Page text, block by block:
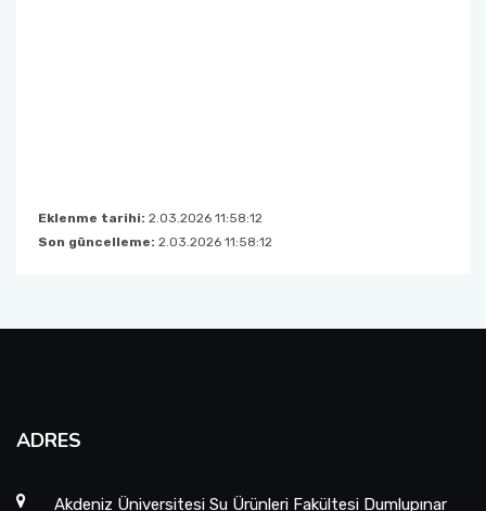
Eklenme tarihi: 2.03.2026 11:58:12
Son güncelleme: 2.03.2026 11:58:12
ADRES
Akdeniz Üniversitesi Su Ürünleri Fakültesi Dumlupınar